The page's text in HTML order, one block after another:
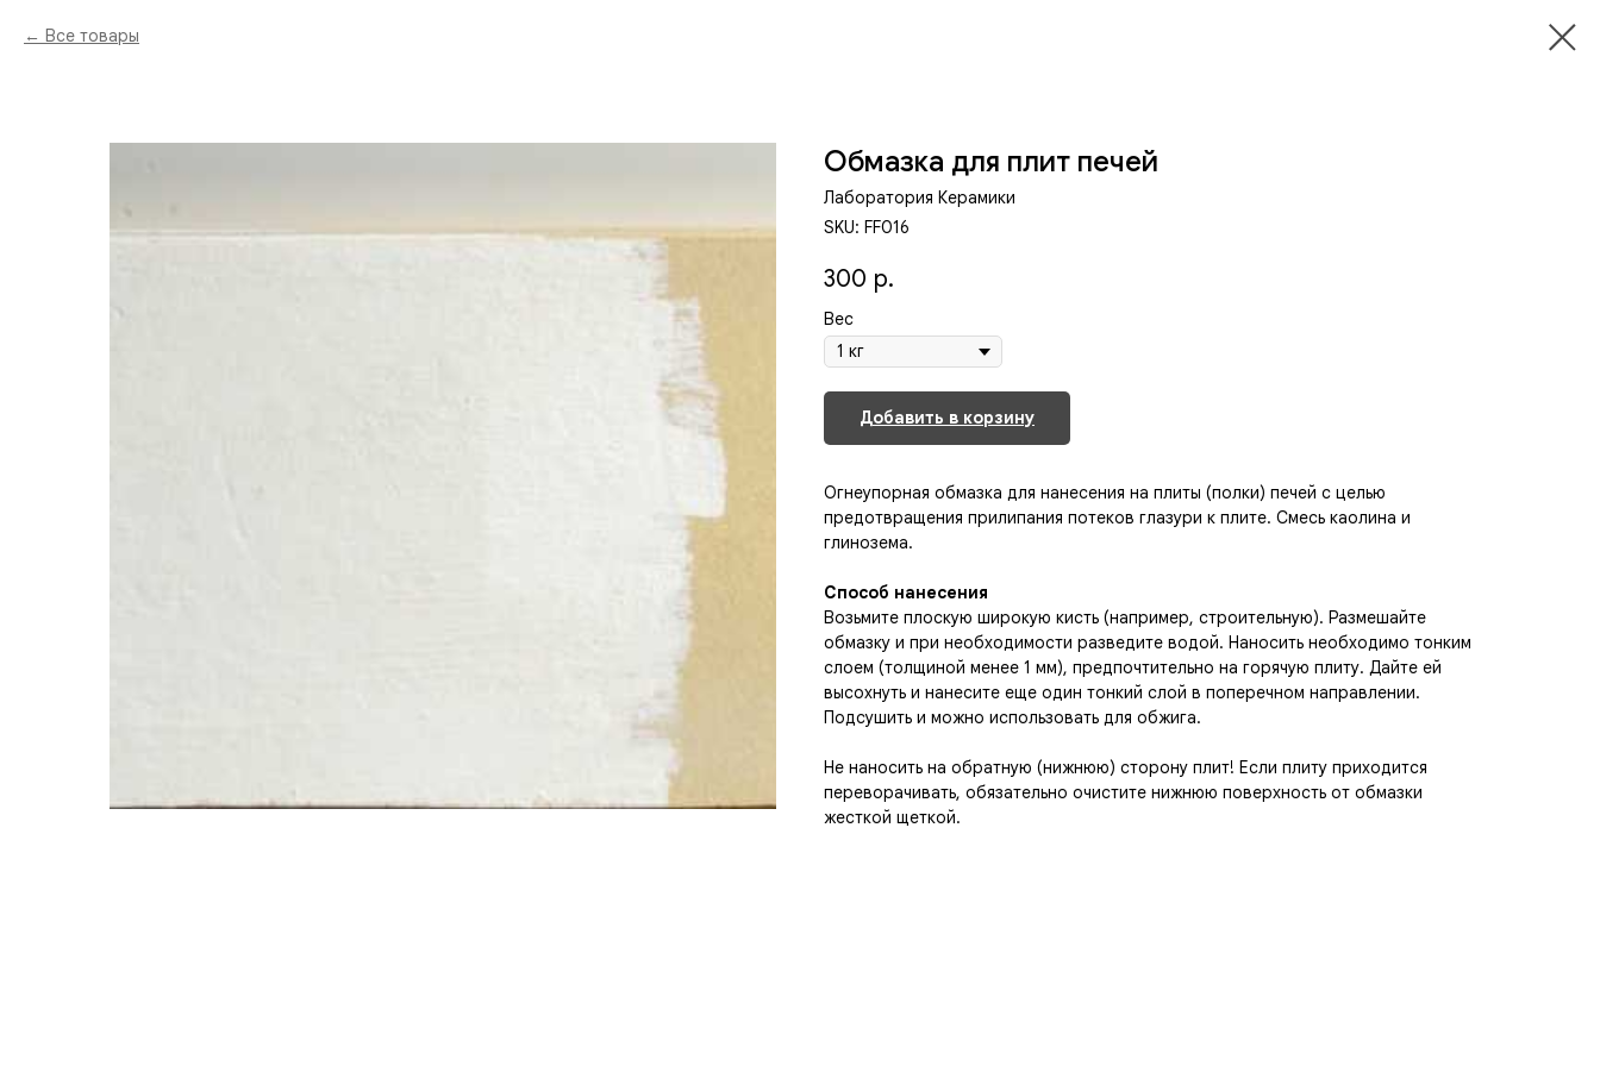
Все товары
Обмазка для плит печей
Лаборатория Керамики
SKU: FF016
300 р.
Вес
Добавить в корзину
Огнеупорная обмазка для нанесения на плиты (полки) печей с целью
предотвращения прилипания потеков глазури к плите. Смесь каолина и
глинозема.
Способ нанесения
Возьмите плоскую широкую кисть (например, строительную). Размешайте
обмазку и при необходимости разведите водой. Наносить необходимо тонким
слоем (толщиной менее 1 мм), предпочтительно на горячую плиту. Дайте ей
высохнуть и нанесите еще один тонкий слой в поперечном направлении.
Подсушить и можно использовать для обжига.
Не наносить на обратную (нижнюю) сторону плит! Если плиту приходится
переворачивать, обязательно очистите нижнюю поверхность от обмазки
жесткой щеткой.